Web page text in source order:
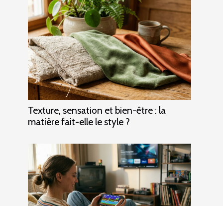
Texture, sensation et bien-être : la
matière fait-elle le style ?